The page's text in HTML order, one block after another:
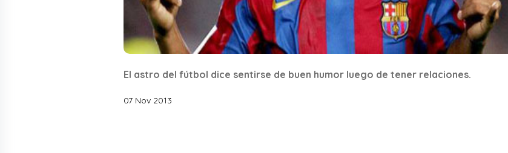
El astro del fútbol dice sentirse de buen humor luego de tener relaciones.
07 Nov 2013